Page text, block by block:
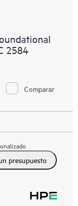
2584
Comparar
presupuesto